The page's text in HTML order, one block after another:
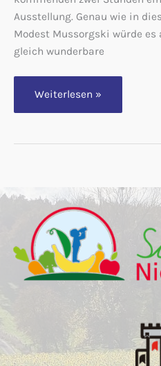
Ausstellung. Genau wie in
Modest Mussorgski würde
gleich wunderbare
Vorlesewettbewerb
der
Weiterlesen »